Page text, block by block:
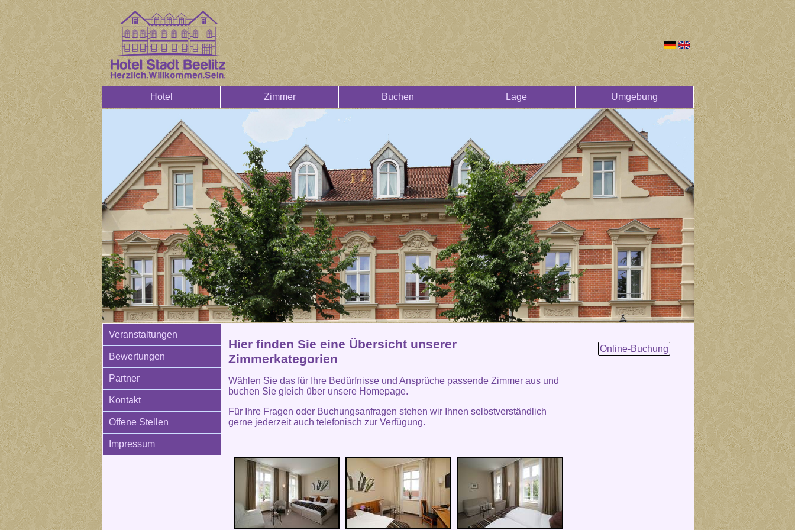
Hotel Zimmer Buchen Lage Umgebung
Veranstaltungen
Bewertungen
Partner
Kontakt
Offene Stellen
Impressum
Hier finden Sie eine Übersicht unserer
Zimmerkategorien
Wählen Sie das für Ihre Bedürfnisse und Ansprüche passende Zimmer aus und
buchen Sie gleich über unsere Homepage.
Für Ihre Fragen oder Buchungsanfragen stehen wir Ihnen selbstverständlich
gerne jederzeit auch telefonisch zur Verfügung.
Online-Buchung